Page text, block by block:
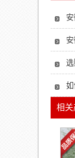
相关